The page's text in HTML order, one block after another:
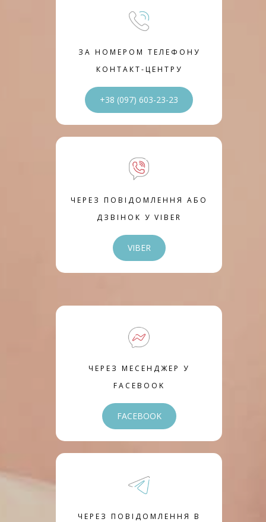
ЗА НОМЕРОМ ТЕЛЕФОНУ
КОНТАКТ-ЦЕНТРУ
+38 (097) 603-23-23
ЧЕРЕЗ ПОВІДОМЛЕННЯ АБО
ДЗВІНОК У VIBER
VIBER
ЧЕРЕЗ МЕСЕНДЖЕР У
FACEBOOK
FACEBOOK
ЧЕРЕЗ ПОВІДОМЛЕННЯ В